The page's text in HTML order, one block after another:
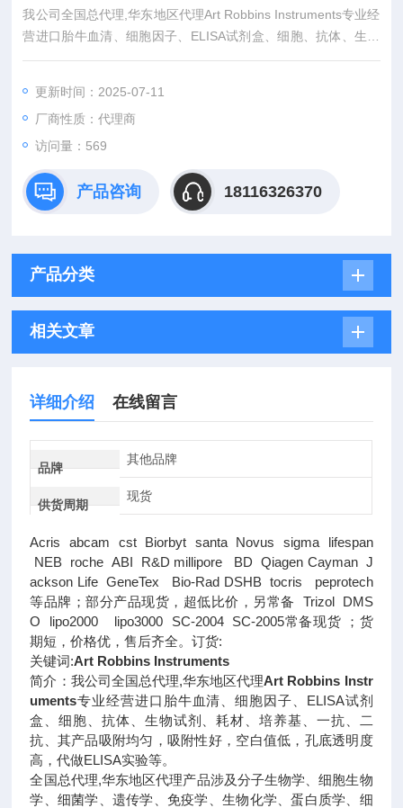
我公司全国总代理,华东地区代理Art Robbins Instruments专业经
营进口胎牛血清、细胞因子、ELISA试剂盒、细胞、抗体、生物
试剂、耗材、培养基、一抗、二抗、其产品吸附均匀，吸附性
更新时间：2025-07-11
厂商性质：代理商
访问量：569
产品咨询 18116326370
产品分类
相关文章
详细介绍 在线留言
品牌
其他品牌
供货周期
现货
Acris abcam cst Biorbyt santa Novus sigma lifespan
NEB roche ABI R&D millipore BD Qiagen Cayman J
ackson Life GeneTex Bio-Rad DSHB tocris peprotech
等品牌；部分产品现货，超低比价，另常备 Trizol DMS
O lipo2000 lipo3000 SC-2004 SC-2005常备现货 ；货
期短，价格优，售后齐全。订货:
关键词:Art Robbins Instruments
简介：我公司全国总代理,华东地区代理Art Robbins Instr
uments专业经营进口胎牛血清、细胞因子、ELISA试剂
盒、细胞、抗体、生物试剂、耗材、培养基、一抗、二
抗、其产品吸附均匀，吸附性好，空白值低，孔底透明度
高，代做ELISA实验等。
全国总代理,华东地区代理产品涉及分子生物学、细胞生物
学、细菌学、遗传学、免疫学、生物化学、蛋白质学、细